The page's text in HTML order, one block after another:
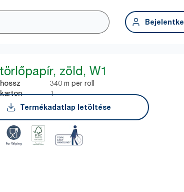
zöld, W1
340 m per roll
1
Termékadatlap letöltése